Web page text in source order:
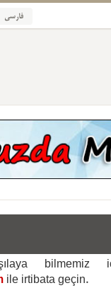
فارسی
ile irtibata geçin.